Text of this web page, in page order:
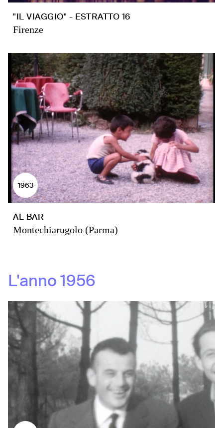
"IL VIAGGIO" - ESTRATTO 16
Firenze
1963
AL BAR
Montechiarugolo (Parma)
L'anno1956